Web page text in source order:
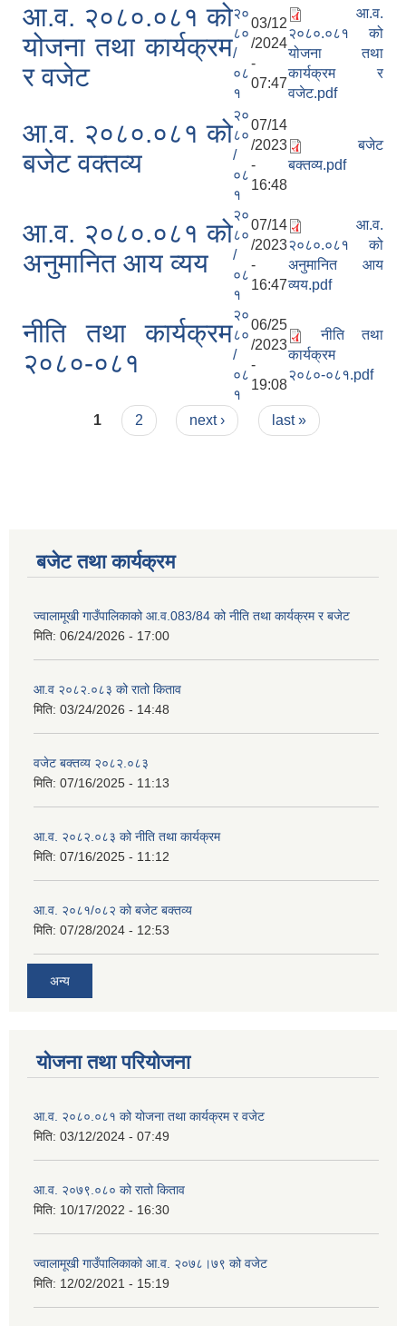
आ.व. २०८०.०८१ को
योजना तथा कार्यक्रम
र वजेट
२०
८०
/
०८
१
03/12
/2024
-
07:47
आ.व.
२०८०.०८१ को
योजना तथा
कार्यक्रम र
वजेट.pdf
आ.व. २०८०.०८१ को
बजेट वक्तव्य
२०
८०
/
०८
१
07/14
/2023
-
16:48
बजेट
बक्तव्य.pdf
आ.व. २०८०.०८१ को
अनुमानित आय व्यय
२०
८०
/
०८
१
07/14
/2023
-
16:47
आ.व.
२०८०.०८१ को
अनुमानित आय
व्यय.pdf
नीति तथा कार्यक्रम
२०८०-०८१
२०
८०
/
०८
१
06/25
/2023
-
19:08
नीति तथा
कार्यक्रम
२०८०-०८१.pdf
Pages
1 2 next › last »
बजेट तथा कार्यक्रम
ज्वालामूखी गाउँपालिकाको आ.व.083/84 को नीति तथा कार्यक्रम र बजेट
मिति: 06/24/2026 - 17:00
आ.व २०८२.०८३ को रातो किताव
मिति: 03/24/2026 - 14:48
वजेट बक्तव्य २०८२.०८३
मिति: 07/16/2025 - 11:13
आ.व. २०८२.०८३ को नीति तथा कार्यक्रम
मिति: 07/16/2025 - 11:12
आ.व. २०८१/०८२ को बजेट बक्तव्य
मिति: 07/28/2024 - 12:53
अन्य
योजना तथा परियोजना
आ.व. २०८०.०८१ को योजना तथा कार्यक्रम र वजेट
मिति: 03/12/2024 - 07:49
आ.व. २०७९.०८० को रातो किताव
मिति: 10/17/2022 - 16:30
ज्वालामूखी गाउँपालिकाको आ.व. २०७८।७९ को वजेट
मिति: 12/02/2021 - 15:19